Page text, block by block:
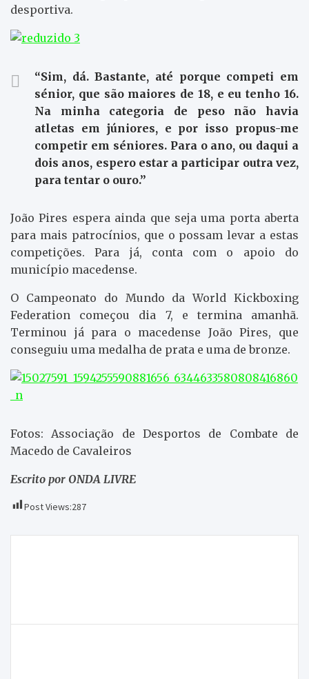
desportiva.
“Sim, dá. Bastante, até porque competi em
sénior, que são maiores de 18, e eu tenho 16.
Na minha categoria de peso não havia
atletas em júniores, e por isso propus-me
competir em séniores. Para o ano, ou daqui a
dois anos, espero estar a participar outra vez,
para tentar o ouro.”
João Pires espera ainda que seja uma porta aberta
para mais patrocínios, que o possam levar a estas
competições. Para já, conta com o apoio do
município macedense.
O Campeonato do Mundo da World Kickboxing
Federation começou dia 7, e termina amanhã.
Terminou já para o macedense João Pires, que
conseguiu uma medalha de prata e uma de bronze.
Fotos: Associação de Desportos de Combate de
Macedo de Cavaleiros
Escrito por ONDA LIVRE
Post Views:287